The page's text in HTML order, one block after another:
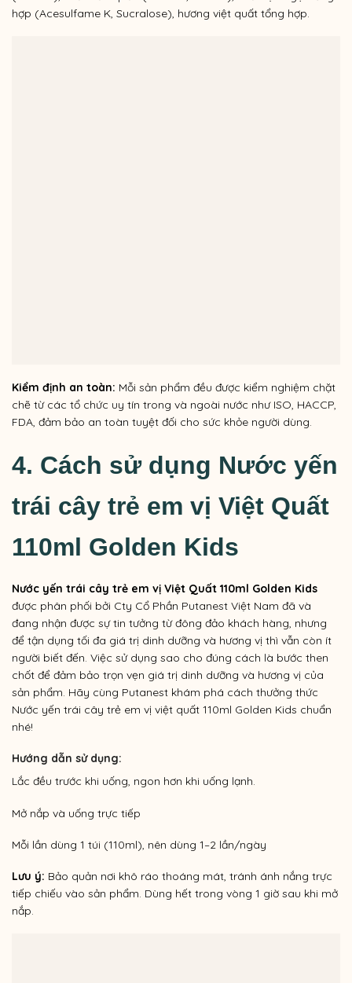
hợp (Acesulfame K, Sucralose), hương việt quất tổng hợp.
Kiểm định an toàn: Mỗi sản phẩm đều được kiểm nghiệm chặt
chẽ từ các tổ chức uy tín trong và ngoài nước như ISO, HACCP,
FDA, đảm bảo an toàn tuyệt đối cho sức khỏe người dùng.
4. Cách sử dụng Nước yến
trái cây trẻ em vị Việt Quất
110ml Golden Kids
Nước yến trái cây trẻ em vị Việt Quất 110ml Golden Kids
được phân phối bởi Cty Cổ Phần Putanest Việt Nam đã và
đang nhận được sự tin tưởng từ đông đảo khách hàng, nhưng
để tận dụng tối đa giá trị dinh dưỡng và hương vị thì vẫn còn ít
người biết đến. Việc sử dụng sao cho đúng cách là bước then
chốt để đảm bảo trọn vẹn giá trị dinh dưỡng và hương vị của
sản phẩm. Hãy cùng Putanest khám phá cách thưởng thức
Nước yến trái cây trẻ em vị việt quất 110ml Golden Kids chuẩn
nhé!
Hướng dẫn sử dụng:
Lắc đều trước khi uống, ngon hơn khi uống lạnh.
Mở nắp và uống trực tiếp
Mỗi lần dùng 1 túi (110ml), nên dùng 1–2 lần/ngày
Lưu ý: Bảo quản nơi khô ráo thoáng mát, tránh ánh nắng trực
tiếp chiếu vào sản phẩm. Dùng hết trong vòng 1 giờ sau khi mở
nắp.